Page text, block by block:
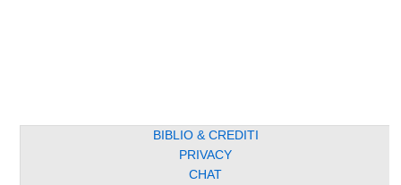
BIBLIO & CREDITI
PRIVACY
CHAT